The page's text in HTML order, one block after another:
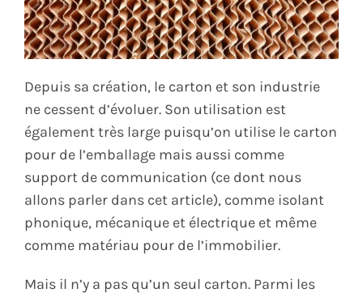
Depuis sa création, le carton et son industrie
ne cessent d’évoluer. Son utilisation est
également très large puisqu’on utilise le carton
pour de l’emballage mais aussi comme
support de communication (ce dont nous
allons parler dans cet article), comme isolant
phonique, mécanique et électrique et même
comme matériau pour de l’immobilier.
Mais il n’y a pas qu’un seul carton. Parmi les